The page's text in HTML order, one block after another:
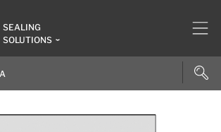
SEALING
SOLUTIONS